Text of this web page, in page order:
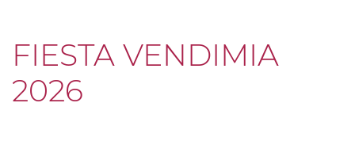
FIESTA VENDIMIA
2026